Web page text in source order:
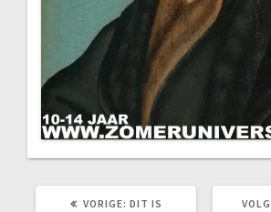
VORIGE: VORIG
DIT IS